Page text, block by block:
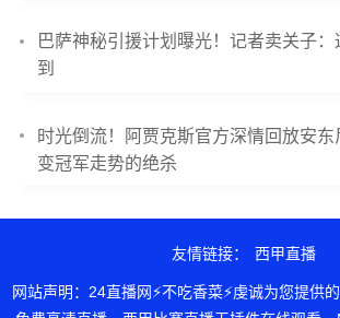
巴萨神秘引援计划曝光！记者卖关子
到
时光倒流！阿贾克斯官方深情回放安
变冠军走势的绝杀
友情链接： 西甲直播
网站声明：24直播网⚡不吃香菜⚡虔诚为您提供